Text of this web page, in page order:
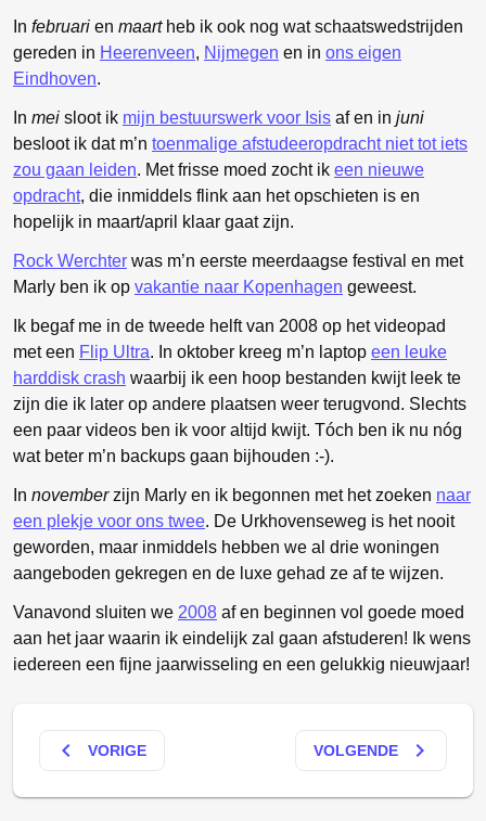
In februari en maartheb ik ook nog wat schaatswedstrijden
gereden in Heerenveen, Nijmegen en in ons eigen
Eindhoven.
In mei sloot ik mijn bestuurswerk voor Isis af en in juni
besloot ik dat m’n toenmalige afstudeeropdracht niet tot iets
zou gaan leiden. Met frisse moed zocht ik een nieuwe
opdracht, die inmiddels flink aan het opschieten is en
hopelijk in maart/april klaar gaat zijn.
Rock Werchter was m’n eerste meerdaagse festival en met
Marly ben ik op vakantie naar Kopenhagen geweest.
Ik begaf me in de tweede helft van 2008 op het videopad
met een Flip Ultra. In oktober kreeg m’n laptop een leuke
harddisk crash waarbij ik een hoop bestanden kwijt leek te
zijn die ik later op andere plaatsen weer terugvond. Slechts
een paar videos ben ik voor altijd kwijt. Tóch ben ik nu nóg
wat beter m’n backups gaan bijhouden :-).
In novemberzijn Marly en ik begonnen met het zoeken naar
een plekje voor ons twee. De Urkhovenseweg is het nooit
geworden, maar inmiddels hebben we al drie woningen
aangeboden gekregen en de luxe gehad ze af te wijzen.
Vanavond sluiten we 2008 af en beginnen vol goede moed
aan het jaar waarin ik eindelijk zal gaan afstuderen! Ik wens
iedereen een fijne jaarwisseling en een gelukkig nieuwjaar!
keyboard_arrow_left VORIGE VOLGENDE keyboard_arrow_right